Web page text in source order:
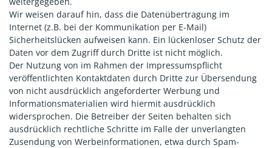
Wir weisen darauf hin, dass die Datenübertragung im
Internet (z.B. bei der Kommunikation per E-Mail)
Sicherheitslücken aufweisen kann. Ein lückenloser Schutz der
Daten vor dem Zugriff durch Dritte ist nicht möglich.
Der Nutzung von im Rahmen der Impressumspflicht
veröffentlichten Kontaktdaten durch Dritte zur Übersendung
von nicht ausdrücklich angeforderter Werbung und
Informationsmaterialien wird hiermit ausdrücklich
widersprochen. Die Betreiber der Seiten behalten sich
ausdrücklich rechtliche Schritte im Falle der unverlangten
Zusendung von Werbeinformationen, etwa durch Spam-